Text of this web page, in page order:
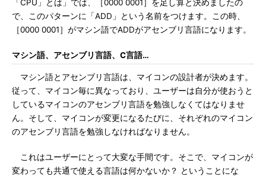
「CPU」とは」では、［0000 0001］を足し算と決めましたの
で、このパターンに「ADD」という名前をつけます。この時、
［0000 0001］がマシン語でADDがアセンブリ言語になります。
マシン語、アセンブリ言語、C言語…
マシン語とアセンブリ言語は、マイコンの設計者が決めます。
従って、マイコン毎に異なっており、ユーザーは自分が使おうと
しているマイコンのアセンブリ言語を勉強しなくてはなりませ
ん。そして、マイコンが変更になるたびに、それぞれのマイコン
のアセンブリ言語を勉強しなければなりません。
これはユーザーにとって大変な手間です。そこで、マイコンが
変わっても共通で使える言語は何かないか？ ということにな